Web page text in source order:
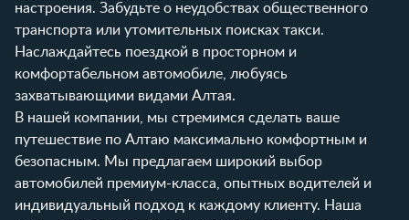
настроения. Забудьте о неудобствах общественного
транспорта или утомительных поисках такси.
Наслаждайтесь поездкой в просторном и
комфортабельном автомобиле, любуясь
захватывающими видами Алтая.
В нашей компании, мы стремимся сделать ваше
путешествие по Алтаю максимально комфортным и
безопасным. Мы предлагаем широкий выбор
автомобилей премиум-класса, опытных водителей и
индивидуальный подход к каждому клиенту. Наша